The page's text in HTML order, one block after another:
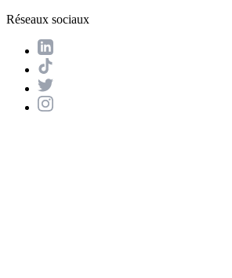
Réseaux sociaux